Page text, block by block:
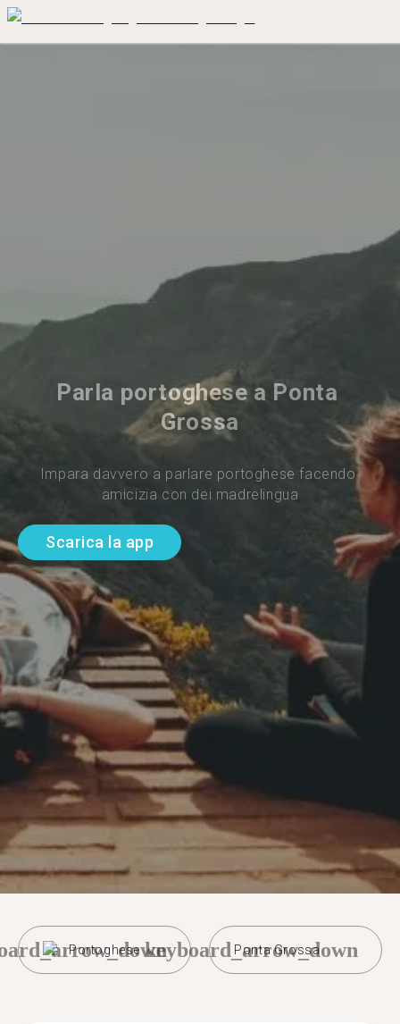
Parla portoghese a Ponta
Grossa
Impara davvero a parlare portoghese facendo
amicizia con dei madrelingua
Scarica la app
Portoghese Ponta Grossa
keyboard_arrow_down